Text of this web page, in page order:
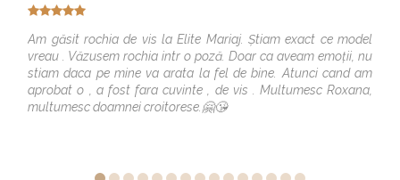
Am găsit rochia de vis la Elite Mariaj. Știam exact ce model
vreau . Văzusem rochia intr o poză. Doar ca aveam emoții, nu
stiam daca pe mine va arata la fel de bine. Atunci cand am
aprobat o , a fost fara cuvinte , de vis . Multumesc Roxana,
multumesc doamnei croitorese.🤗😘